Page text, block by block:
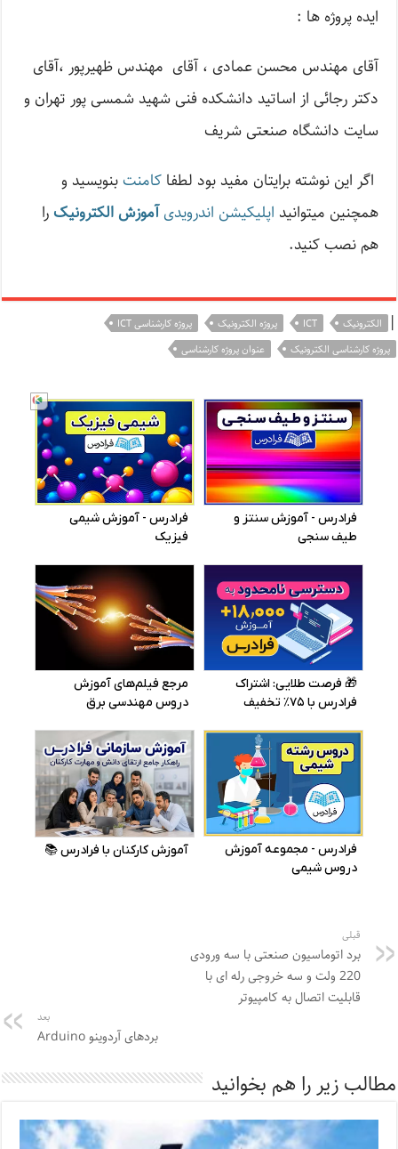
ایده پروژه ها :
آقای مهندس محسن عمادی ، آقای مهندس ظهیرپور ،آقای
دکتر رجائی از اساتید دانشکده فنی شهید شمسی پور تهران و
سایت دانشگاه صنعتی شریف
اگر این نوشته‌ برایتان مفید بود لطفاکامنت بنویسید و
همچنین میتوانید اپلیکیشن اندرویدیآموزش الکترونیک را
هم نصب کنید.
| الکترونیک ICT پروژه الکترونیک
پروژه کارشناسی ICT
پروژه کارشناسی الکترونیک
عنوان پروژه کارشناسی
قبلی
برد اتوماسیون صنعتی با سه ورودی
220 ولت و سه خروجی رله ای با
قابلیت اتصال به کامپیوتر
بعد
بردهای آردوینو Arduino
مطالب زیر را هم بخوانید